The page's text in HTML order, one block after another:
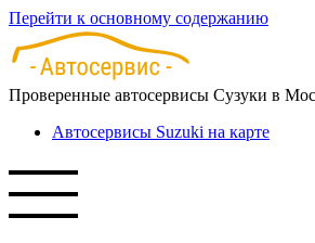
Перейти к основному содержанию
Проверенные автосервисы Сузуки в
Автосервисы Suzuki на карте